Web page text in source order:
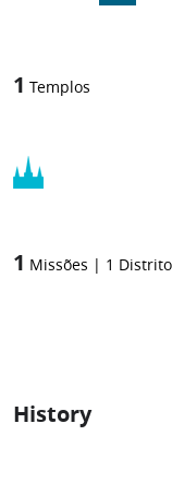
1 Templos
1 Missões | 1
History